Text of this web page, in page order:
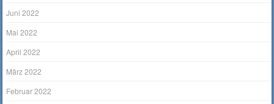
Juni 2022
Mai 2022
April 2022
März 2022
Februar 2022